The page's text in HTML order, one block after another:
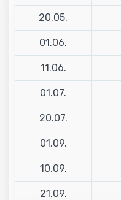
20.05.
01.06.
11.06.
01.07.
20.07.
01.09.
10.09.
21.09.